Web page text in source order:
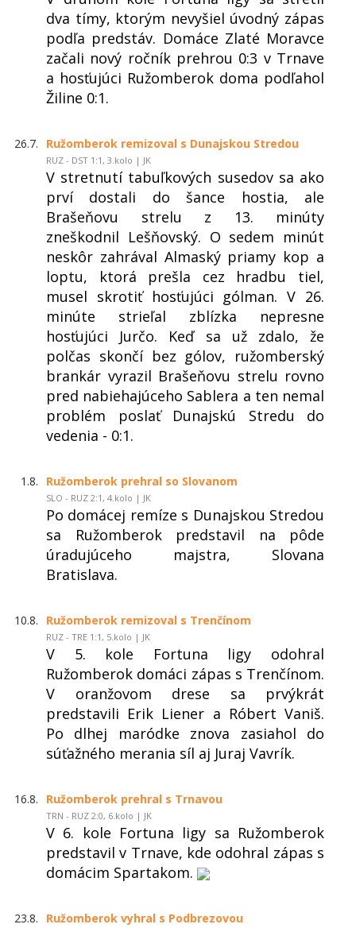
dva tímy, ktorým nevyšiel úvodný zápas
podľa predstáv. Domáce Zlaté Moravce
začali nový ročník prehrou 0:3 v Trnave
a hosťujúci Ružomberok doma podľahol
Žiline 0:1.
26.7. Ružomberok remizoval s Dunajskou Stredou
RUZ - DST 1:1, 3.kolo | JK
V stretnutí tabuľkových susedov sa ako
prví dostali do šance hostia, ale
Brašeňovu strelu z 13. minúty
zneškodnil Lešňovský. O sedem minút
neskôr zahrával Almaský priamy kop a
loptu, ktorá prešla cez hradbu tiel,
musel skrotiť hosťujúci gólman. V 26.
minúte strieľal zblízka nepresne
hosťujúci Jurčo. Keď sa už zdalo, že
polčas skončí bez gólov, ružomberský
brankár vyrazil Brašeňovu strelu rovno
pred nabiehajúceho Sablera a ten nemal
problém poslať Dunajskú Stredu do
vedenia - 0:1.
1.8. Ružomberok prehral so Slovanom
SLO - RUZ 2:1, 4.kolo | JK
Po domácej remíze s Dunajskou Stredou
sa Ružomberok predstavil na pôde
úradujúceho majstra, Slovana
Bratislava.
10.8. Ružomberok remizoval s Trenčínom
RUZ - TRE 1:1, 5.kolo | JK
V 5. kole Fortuna ligy odohral
Ružomberok domáci zápas s Trenčínom.
V oranžovom drese sa prvýkrát
predstavili Erik Liener a Róbert Vaniš.
Po dlhej maródke znova zasiahol do
súťažného merania síl aj Juraj Vavrík.
16.8. Ružomberok prehral s Trnavou
TRN - RUZ 2:0, 6.kolo | JK
V 6. kole Fortuna ligy sa Ružomberok
predstavil v Trnave, kde odohral zápas s
domácim Spartakom.
23.8. Ružomberok vyhral s Podbrezovou